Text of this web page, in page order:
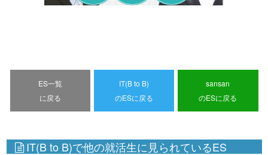
ES一覧
に戻る
IT(B to B)
のESに戻る
sansan
のESに戻る
IT(B to B)で他の就活生に見られているES